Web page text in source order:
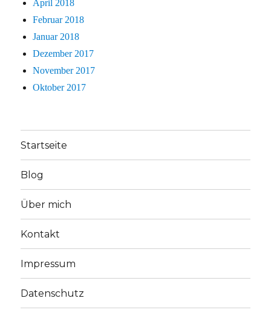
April 2018
Februar 2018
Januar 2018
Dezember 2017
November 2017
Oktober 2017
Startseite
Blog
Über mich
Kontakt
Impressum
Datenschutz